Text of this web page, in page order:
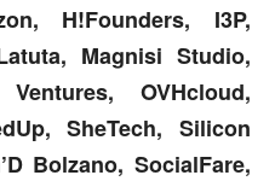
H!Founders, I3P,
Magnisi Studio,
OVHcloud,
SheTech, Silicon
Bolzano, SocialFare,